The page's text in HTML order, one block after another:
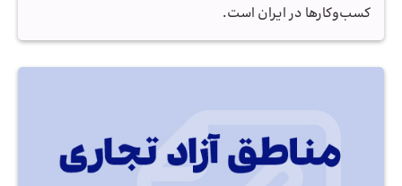
کسب‌وکارها در ایران است.